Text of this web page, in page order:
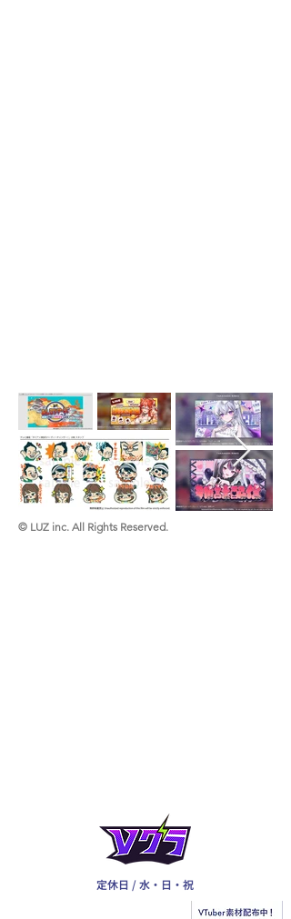
© LUZ inc. All Rights Reserved.
定休日 / 水・日・祝